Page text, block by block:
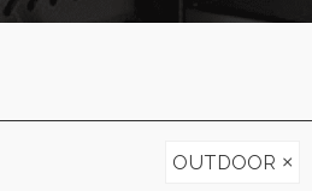
OUTDOOR ×